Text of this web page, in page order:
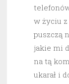
w życiu z
puszczą
jakie mi
na tą
ukarał i